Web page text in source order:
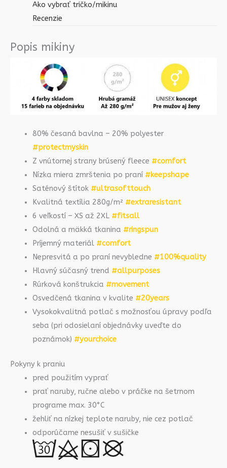
Ako vybrať tričko/mikinu
Recenzie
Popis mikiny
80% česaná bavlna – 20% polyester
#protectmyskin
Z vnútornej strany brúsený fleece #comfort
Nízka miera zmrštenia po praní #keepshape
Saténový štítok #ultrasofttouch
Kvalitná textília 280g/m² #extraresistant
6 veľkostí – XS až 2XL #fitsall
Odolná a mäkká tkanina #ringspun
Príjemný materiál #comfort
Nepresvitá a po praní nevybledne #100%quality
Hlavný súčasný trend #allpurposes
Rúrková konštrukcia #movement
Osvedčená tkanina v kvalite #20years
Vysokokvalitná potlač s možnosťou úpravy podľa
seba (pri odosielaní objednávky uveďte do
poznámok) #yourchoice
Pokyny k praniu
pred použitím vyprať
prať naruby, ručne alebo v práčke na šetrnom
programe max. 30°C
žehliť na nízkej teplote naruby, nie cez potlač
odporúčame nesušiť v sušičke